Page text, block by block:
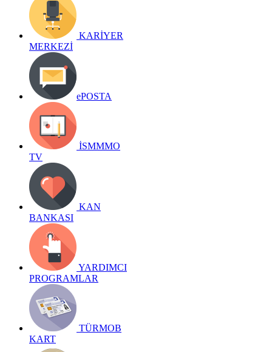
KARİYER
MERKEZİ
ePOSTA
İSMMMO
TV
KAN
BANKASI
YARDIMCI
PROGRAMLAR
TÜRMOB
KART